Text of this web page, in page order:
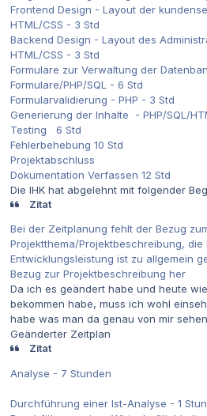
Frontend Design - Layout der
HTML/CSS - 3 Std
Backend Design - Layout des
HTML/CSS - 3 Std
Formulare zur Verwaltung der
Formulare/PHP/SQL - 6 Std
Formularvalidierung - PHP - 3 Std
Generierung der Inhalte - PHP/SQL/
Testing 6 Std
Fehlerbehebung 10 Std
Projektabschluss
Dokumentation Verfassen 12 Std
Die IHK hat abgelehnt mit folgender
Zitat
Bei der Zeitplanung fehlt der Bezug
Projektthema/Projektbeschreibung,
Entwicklungsleistung ist zu allgemein
Bezug zur Projektbeschreibung her
Da ich es geändert habe und heute
bekommen habe, muss ich wohl
habe was man da genau von mir
Geänderter Zeitplan
Zitat
Analyse - 7 Stunden
Durchführung einer Ist-Analyse - 1